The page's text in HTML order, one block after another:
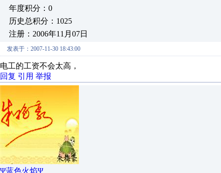
年度积分：0
历史总积分：1025
注册：2006年11月07日
发表于：2007-11-30 18:43:00
电工的工资不会太高，
回复 引用 举报
Ψ蓝色火焰Ψ